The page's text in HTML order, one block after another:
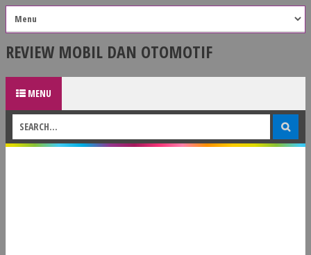
REVIEW MOBIL DAN OTOMOTIF
MENU